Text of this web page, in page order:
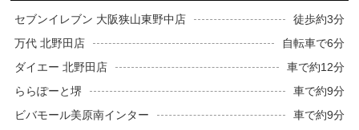
セブンイレブン 大阪狭山東野中店
徒歩約3分
万代 北野田店
自転車で6分
ダイエー 北野田店
車で約12分
ららぽーと堺
車で約9分
ビバモール美原南インター
車で約9分